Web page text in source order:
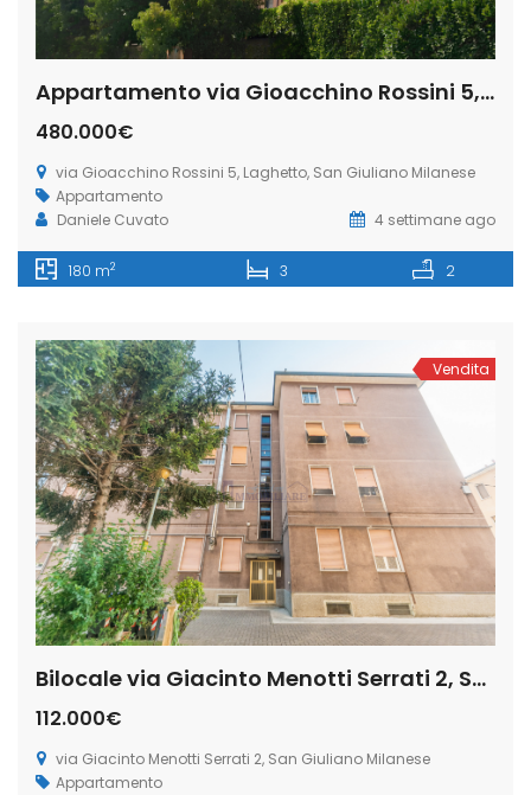
Appartamento via Gioacchino Rossini 5, Laghetto, San Giuliano Milanese (Rif. SGM92)
480.000€
via Gioacchino Rossini 5, Laghetto, San Giuliano Milanese
Appartamento
Daniele Cuvato
4 settimane ago
180 m2 3 2
Vendita
Bilocale via Giacinto Menotti Serrati 2, San Giuliano Milanese (Rif. SGM91)
112.000€
via Giacinto Menotti Serrati 2, San Giuliano Milanese
Appartamento